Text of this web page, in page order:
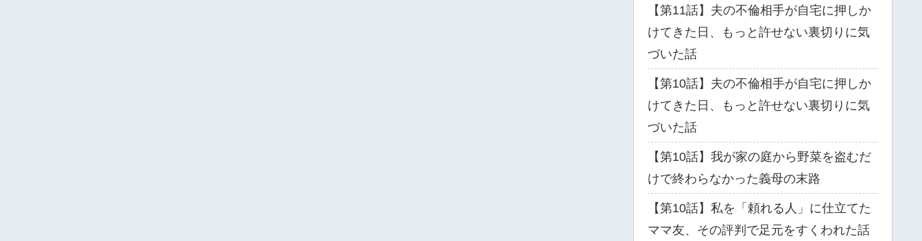
【第11話】夫の不倫相手が自宅に押しか
けてきた日、もっと許せない裏切りに気
づいた話
【第10話】夫の不倫相手が自宅に押しか
けてきた日、もっと許せない裏切りに気
づいた話
【第10話】我が家の庭から野菜を盗むだ
けで終わらなかった義母の末路
【第10話】私を「頼れる人」に仕立てた
ママ友、その評判で足元をすくわれた話